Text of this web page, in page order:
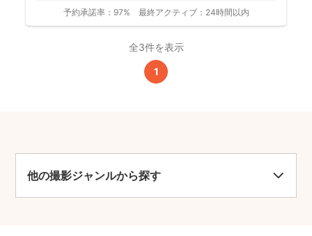
予約承諾率： 97% 最終アクティブ： 24時間以内
全3件を表示
1
他の撮影ジャンルから探す